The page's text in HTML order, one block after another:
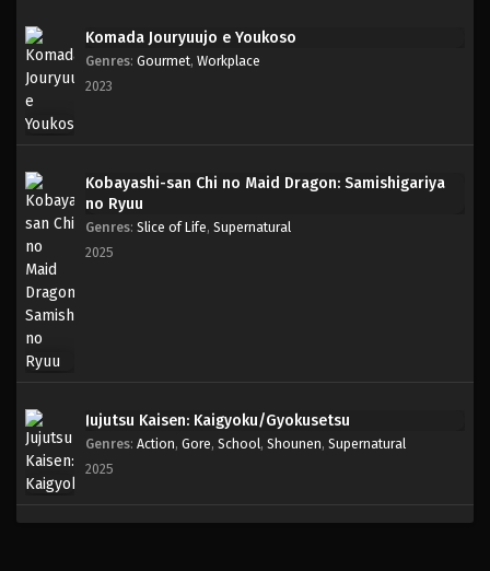
Komada Jouryuujo e Youkoso
Genres: Gourmet, Workplace
2023
Kobayashi-san Chi no Maid Dragon: Samishigariya
no Ryuu
Genres: Slice of Life, Supernatural
2025
Jujutsu Kaisen: Kaigyoku/Gyokusetsu
Genres: Action, Gore, School, Shounen, Supernatural
2025